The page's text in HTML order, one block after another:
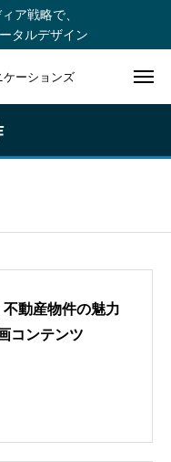
ア戦略で、
タルデザイン
ーションズ
動産物件の魅力
コンテンツ